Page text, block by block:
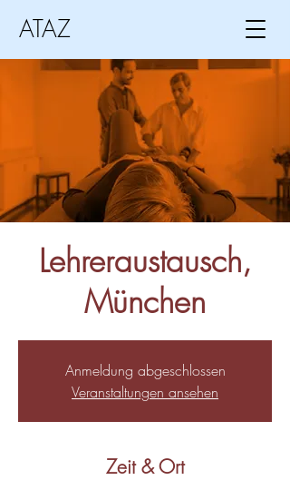
ATAZ
Lehreraustausch,
München
Anmeldung abgeschlossen
Veranstaltungen ansehen
Zeit & Ort